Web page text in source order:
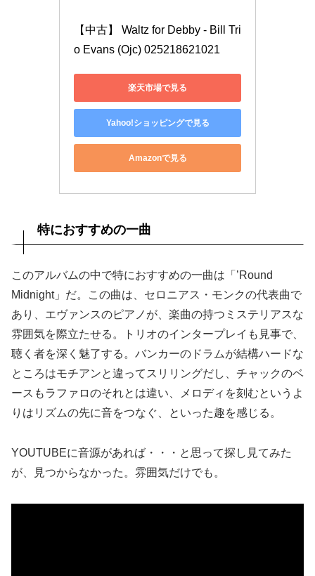
【中古】 Waltz for Debby - Bill Tri
o Evans (Ojc) 025218621021
楽天市場で見る
Yahoo!ショッピングで見る
Amazonで見る
特におすすめの一曲
このアルバムの中で特におすすめの一曲は「’Round
Midnight」だ。この曲は、セロニアス・モンクの代表曲で
あり、エヴァンスのピアノが、楽曲の持つミステリアスな
雰囲気を際立たせる。トリオのインタープレイも見事で、
聴く者を深く魅了する。バンカーのドラムが結構ハードな
ところはモチアンと違ってスリリングだし、チャックのベ
ースもラファロのそれとは違い、メロディを刻むというよ
りはリズムの先に音をつなぐ、といった趣を感じる。
YOUTUBEに音源があれば・・・と思って探し見てみた
が、見つからなかった。雰囲気だけでも。